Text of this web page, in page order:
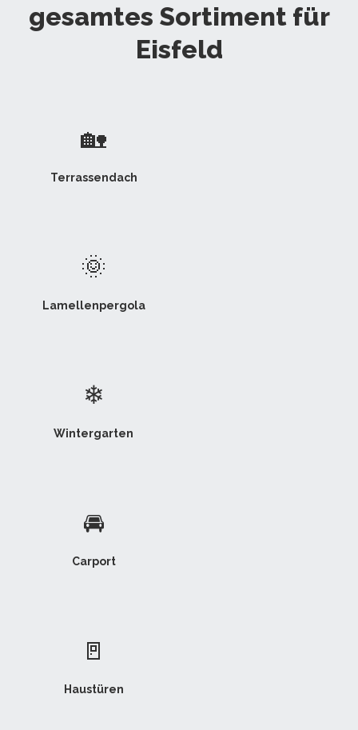
gesamtes Sortiment für
Eisfeld
🏡
Terrassendach
🌞
Lamellenpergola
❄
Wintergarten
🚘
Carport
🚪
Haustüren